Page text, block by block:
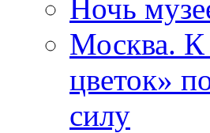
Ночь
Москва.
цветок»
силу